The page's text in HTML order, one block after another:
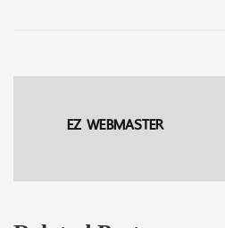
EZ WEBMASTER